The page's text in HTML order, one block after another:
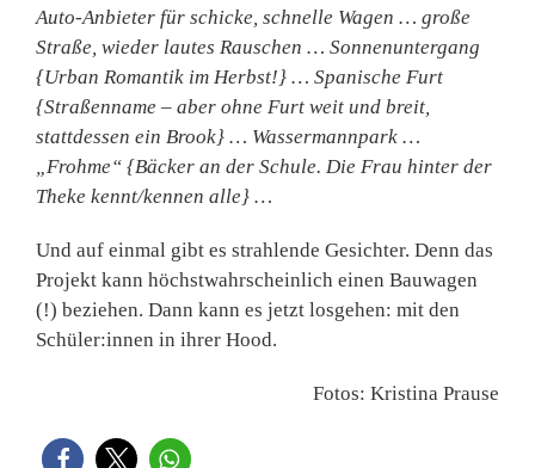
Auto-Anbieter für schicke, schnelle Wagen … große
Straße, wieder lautes Rauschen … Sonnenuntergang
{Urban Romantik im Herbst!} … Spanische Furt
{Straßenname – aber ohne Furt weit und breit,
stattdessen ein Brook} … Wassermannpark …
„Frohme“ {Bäcker an der Schule. Die Frau hinter der
Theke kennt/kennen alle} …
Und auf einmal gibt es strahlende Gesichter. Denn das
Projekt kann höchstwahrscheinlich einen Bauwagen
(!) beziehen. Dann kann es jetzt losgehen: mit den
Schüler:innen in ihrer Hood.
Fotos: Kristina Prause